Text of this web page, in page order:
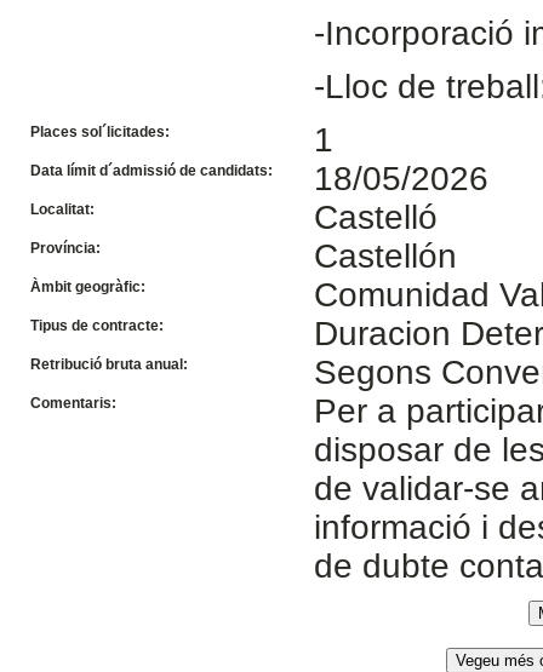
-​Incorporació
-Lloc de
Places sol´licitades: 1
Data límit d´admissió de candidats: 18/05/2026
Localitat: Castelló
Província: Castellón
Àmbit geogràfic: Comunidad
Tipus de contracte: Duracion
Retribució bruta anual: Segons
Comentaris:
Per a
disposar de
de validar-se
informació i
de dubte